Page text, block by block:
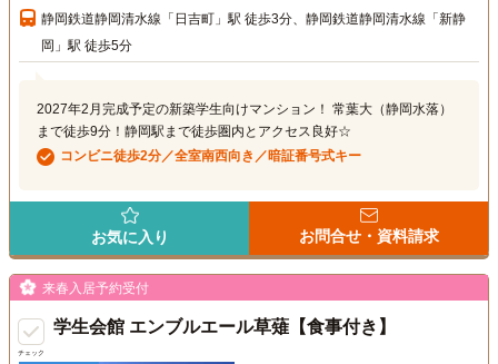
静岡鉄道静岡清水線「日吉町」駅 徒歩3分、静岡鉄道静岡清水線「新静
岡」駅 徒歩5分
2027年2月完成予定の新築学生向けマンション！ 常葉大（静岡水落）
まで徒歩9分！静岡駅まで徒歩圏内とアクセス良好☆
コンビニ徒歩2分／全室南西向き／暗証番号式キー
お気に入り お問合せ・資料請求
チェック
来春入居予約受付
学生会館 エンブルエール草薙【食事付き】